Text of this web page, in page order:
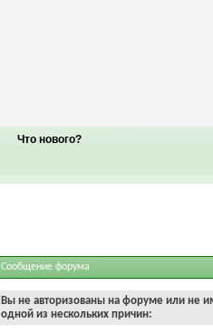
Что нового?
Сообщение форума
Вы не авторизованы на форуме или не
одной из нескольких причин: